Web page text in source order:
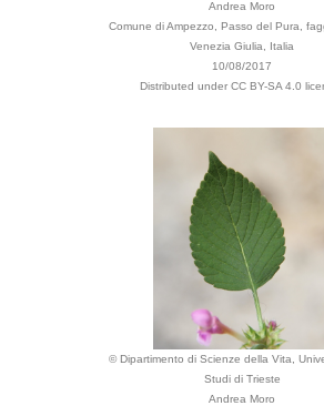
Andrea Moro
Comune di Ampezzo, Passo del Pura,
Venezia Giulia, Italia
10/08/2017
Distributed under CC BY-SA 4.0
© Dipartimento di Scienze della Vita,
Studi di Trieste
Andrea Moro